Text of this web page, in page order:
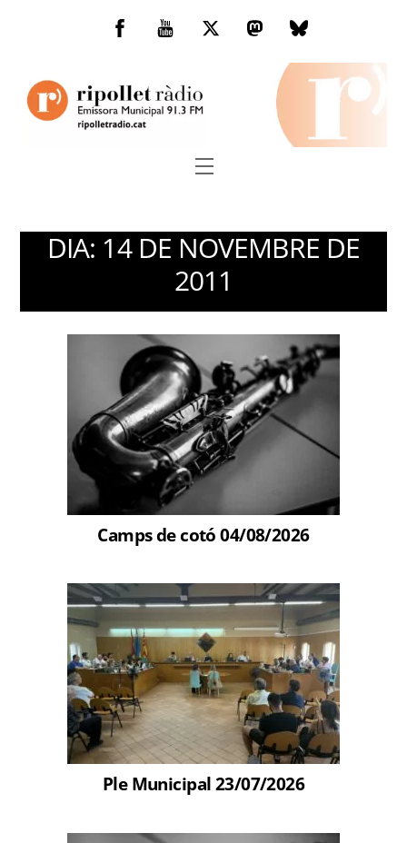
Facebook
You
TwitterMastodonBluesky
Menu
DIA: 14 DE NOVEMBRE DE
2011
Camps de cotó 04/08/2026
Ple Municipal 23/07/2026